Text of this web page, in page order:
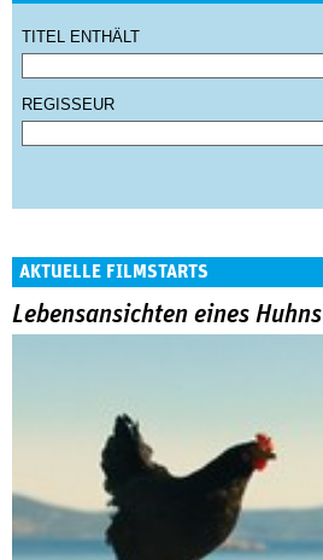
TITEL ENTHÄLT
REGISSEUR
AKTUELLE FILMSTARTS
Lebensansichten eines Huhns